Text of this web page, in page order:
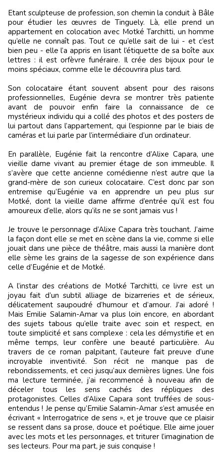
Etant sculpteuse de profession, son chemin la conduit à Bâle
pour étudier les œuvres de Tinguely. Là, elle prend un
appartement en colocation avec Motké Tarchitti, un homme
qu’elle ne connaît pas. Tout ce qu’elle sait de lui - et c’est
bien peu - elle l’a appris en lisant l’étiquette de sa boîte aux
lettres : il est orfèvre funéraire. Il crée des bijoux pour le
moins spéciaux, comme elle le découvrira plus tard.
Son colocataire étant souvent absent pour des raisons
professionnelles, Eugénie devra se montrer très patiente
avant de pouvoir enfin faire la connaissance de ce
mystérieux individu qui a collé des photos et des posters de
lui partout dans l’appartement, qui l’espionne par le biais de
caméras et lui parle par l’intermédiaire d’un ordinateur.
En parallèle, Eugénie fait la rencontre d’Alixe Capara, une
vieille dame vivant au premier étage de son immeuble. Il
s’avère que cette ancienne comédienne n’est autre que la
grand-mère de son curieux colocataire. C’est donc par son
entremise qu’Eugénie va en apprendre un peu plus sur
Motké, dont la vieille dame affirme d’entrée qu’il est fou
amoureux d’elle, alors qu’ils ne se sont jamais vus !
Je trouve le personnage d’Alixe Capara très touchant. J’aime
la façon dont elle se met en scène dans la vie, comme si elle
jouait dans une pièce de théâtre, mais aussi la manière dont
elle sème les grains de la sagesse de son expérience dans
celle d’Eugénie et de Motké.
A l’instar des créations de Motké Tarchitti, ce livre est un
joyau fait d’un subtil alliage de bizarreries et de sérieux,
délicatement saupoudré d’humour et d’amour. J’ai adoré !
Mais Emilie Salamin-Amar va plus loin encore, en abordant
des sujets tabous qu’elle traite avec soin et respect, en
toute simplicité et sans complexe : cela les démystifie et en
même temps, leur confère une beauté particulière. Au
travers de ce roman palpitant, l’auteure fait preuve d’une
incroyable inventivité. Son récit ne manque pas de
rebondissements, et ceci jusqu’aux dernières lignes. Une fois
ma lecture terminée, j’ai recommencé à nouveau afin de
déceler tous les sens cachés des répliques des
protagonistes. Celles d’Alixe Capara sont truffées de sous-
entendus ! Je pense qu’Emilie Salamin-Amar s’est amusée en
écrivant « Interrogatrice de sens », et je trouve que ce plaisir
se ressent dans sa prose, douce et poétique. Elle aime jouer
avec les mots et les personnages, et triturer l’imagination de
ses lecteurs. Pour ma part, je suis conquise !